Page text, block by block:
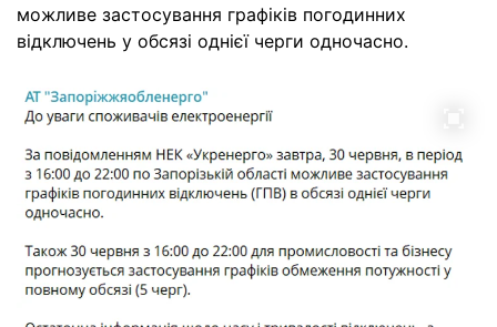
можливе застосування графіків погодинних
відключень у обсязі однієї черги одночасно.